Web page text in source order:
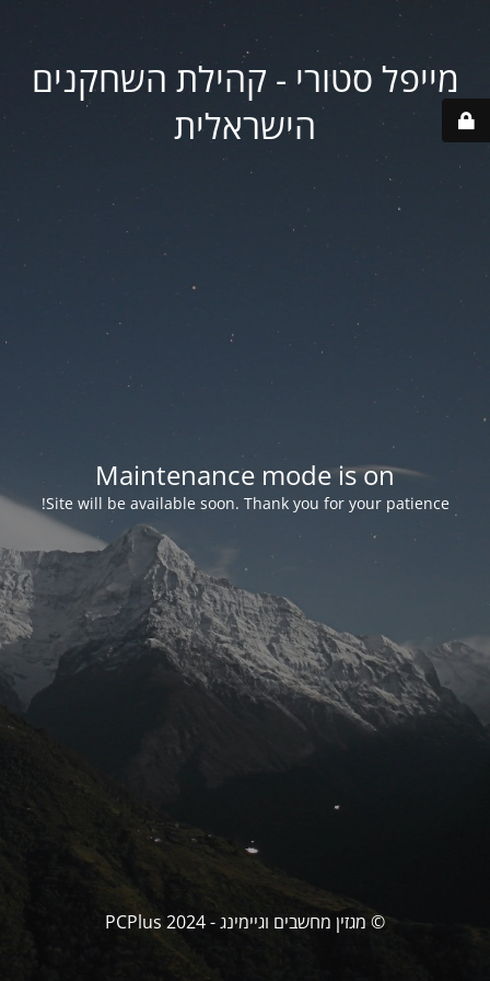
מייפל סטורי - קהילת השחקנים
הישראלית
Maintenance mode is on
Site will be available soon. Thank you for your patience!
© מגזין מחשבים וגיימינג - PCPlus 2024